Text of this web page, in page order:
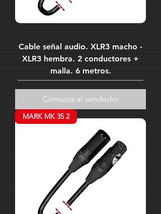
Cable señal audio. XLR3 macho -
XLR3 hembra. 2 conductores +
malla. 6 metros.
Contacta al vendedor
MARK MK 35 2